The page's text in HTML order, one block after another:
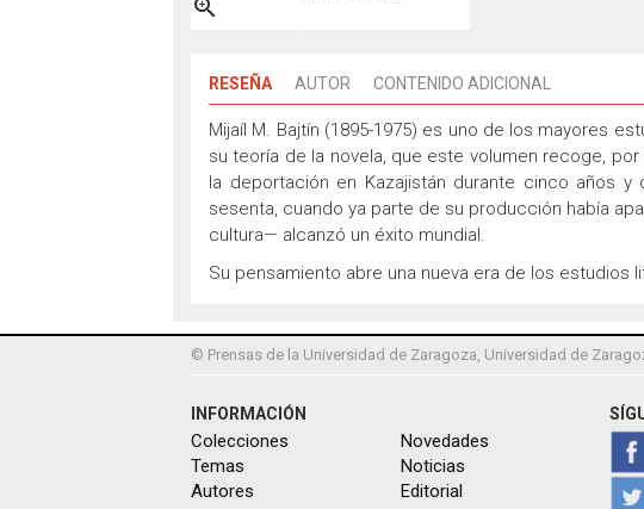

RESEÑA AUTOR CONTENIDO ADICIONAL
Mijaíl M. Bajtín (1895-1975) es uno de los mayores
su teoría de la novela, que este volumen recoge,
la deportación en Kazajistán durante cinco años
sesenta, cuando ya parte de su producción había
cultura— alcanzó un éxito mundial.
Su pensamiento abre una nueva era de los estudios
© Prensas de la Universidad de Zaragoza, Universidad de
INFORMACIÓN
Colecciones
Temas
Autores
Novedades
Noticias
Editorial